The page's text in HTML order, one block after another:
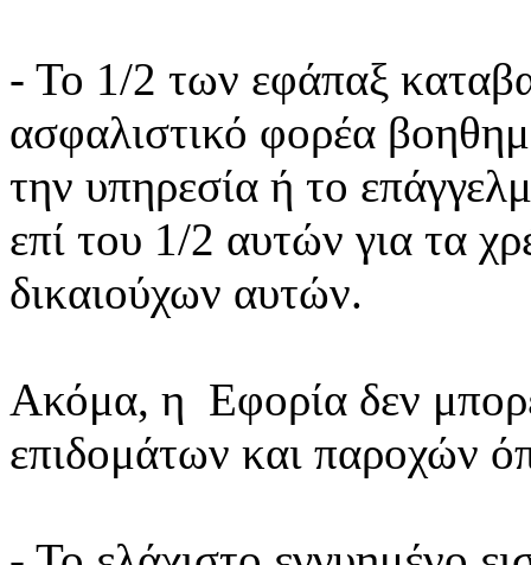
- Το 1/2 των εφάπαξ
ασφαλιστικό φορέα
την υπηρεσία ή το
επί του 1/2 αυτών για τα
δικαιούχων αυτών.
Ακόμα, η Εφορία δεν
επιδομάτων και παροχών